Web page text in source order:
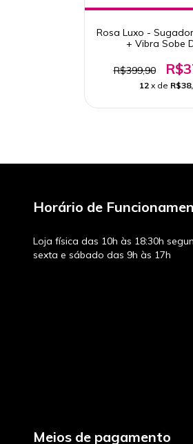
Rosa Luxo -
+ Vibra Sobe
R$399,90
12 x de
Horário de
Loja física das 10h às 18:30h
sexta e sábado das 9h às 17h
Meios de pagamento